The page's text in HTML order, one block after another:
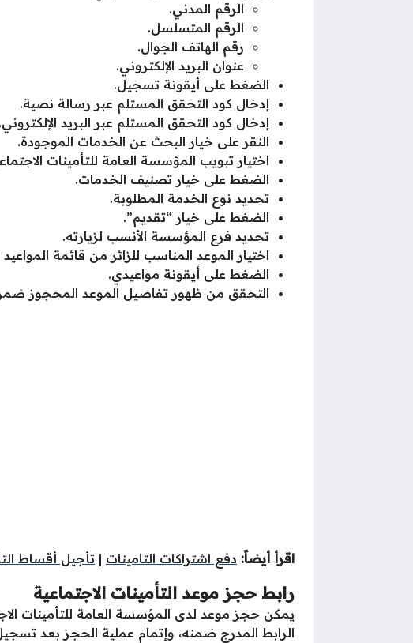
الرقم المدني.
الرقم المتسلسل.
رقم الهاتف الجوال.
عنوان البريد الإلكتروني.
الضغط على أيقونة تسجيل.
إدخال كود التحقق المستلم عبر رسالة نصية.
إدخال كود التحقق المستلم عبر البريد الإلكتروني.
النقر على خيار البحث عن الخدمات الموجودة.
اختيار تبويب المؤسسة العامة للتأمينات
الضغط على خيار تصنيف الخدمات.
تحديد نوع الخدمة المطلوبة.
الضغط على خيار “تقديم”.
تحديد فرع المؤسسة الأنسب لزيارته.
اختيار الموعد المناسب للزائر من قائمة المواعيد
الضغط على أيقونة مواعيدي.
التحقق من ظهور تفاصيل الموعد المحجوز
اقرأ أيضاً: دفع اشتراكات التامينات | تأجيل أقساط
رابط حجز موعد التأمينات الاجتماعية
يمكن حجز موعد لدى المؤسسة العامة للتأمينات
الرابط المدرج ضمنه، وإتمام عملية الحجز بعد